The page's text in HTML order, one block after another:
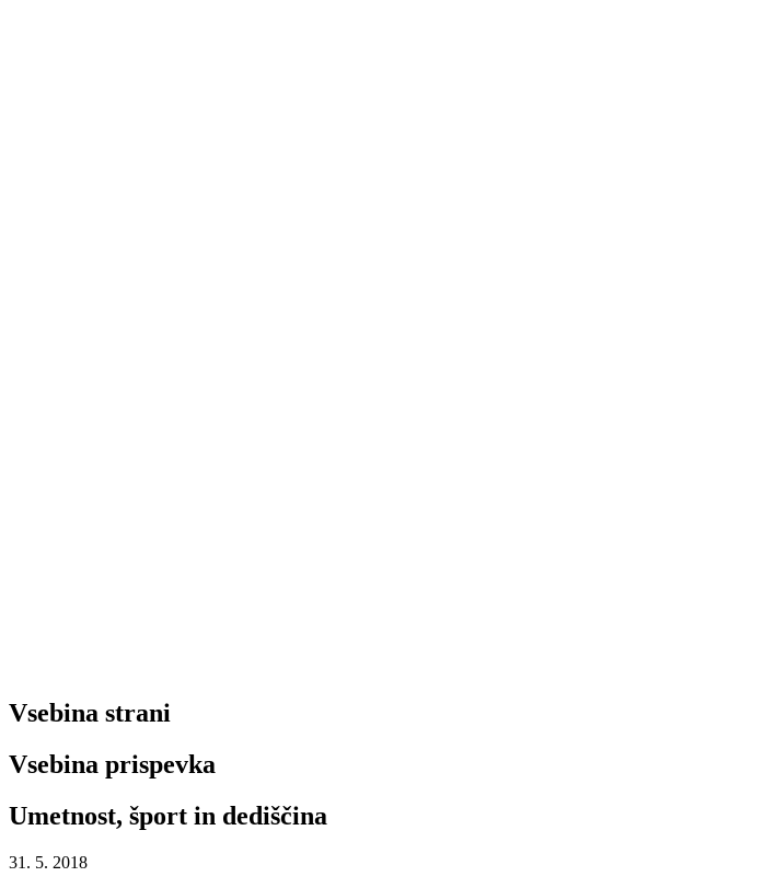
Vsebina strani
Vsebina prispevka
Umetnost, šport in dediščina
31. 5. 2018